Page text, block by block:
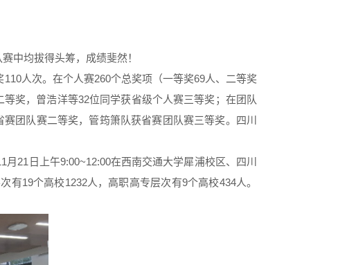
中均拔得头筹，成绩斐然！
人次。在个人赛260个总奖项（一等奖69人、二等奖
奖，曾浩洋等32位同学获省级个人赛三等奖；在团队
团队赛二等奖，管筠箫队获省赛团队赛三等奖。四川
21日上午9:00~12:00在西南交通大学犀浦校区、四川
19个高校1232人，高职高专层次有9个高校434人。